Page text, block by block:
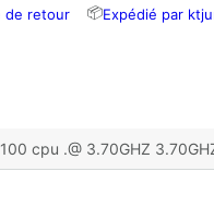
de retour 📦Expédié par
cpu .@ 3.70GHZ